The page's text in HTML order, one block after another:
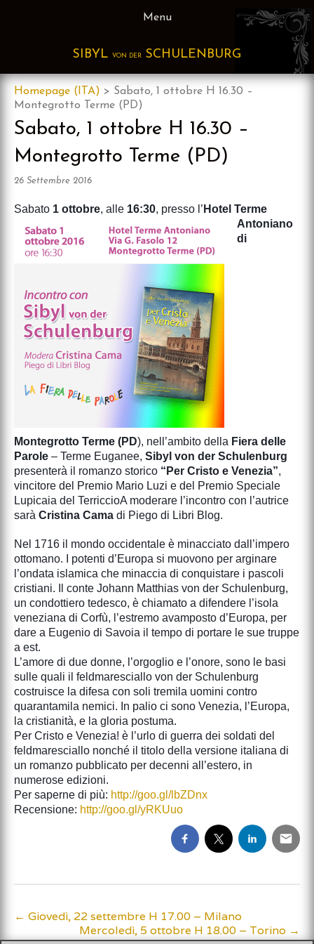
Menu
SIBYL VON DER SCHULENBURG
Homepage (ITA) > Sabato, 1 ottobre H 16.30 –
Montegrotto Terme (PD)
Sabato, 1 ottobre H 16.30 –
Montegrotto Terme (PD)
26 Settembre 2016
Sabato 1 ottobre, alle 16:30, presso l’ Hotel Terme
Antoniano
di
Montegrotto Terme (PD), nell’ambito della Fiera delle
Parole – Terme Euganee, Sibyl von der Schulenburg
presenterà il romanzo storico “Per Cristo e Venezia”,
vincitore del Premio Mario Luzi e del Premio Speciale
Lupicaia del TerriccioA moderare l’incontro con l’autrice
sarà Cristina Cama di Piego di Libri Blog.
Nel 1716 il mondo occidentale è minacciato dall’impero
ottomano. I potenti d’Europa si muovono per arginare
l’ondata islamica che minaccia di conquistare i pascoli
cristiani. Il conte Johann Matthias von der Schulenburg,
un condottiero tedesco, è chiamato a difendere l’isola
veneziana di Corfù, l’estremo avamposto d’Europa, per
dare a Eugenio di Savoia il tempo di portare le sue truppe
a est.
L’amore di due donne, l’orgoglio e l’onore, sono le basi
sulle quali il feldmaresciallo von der Schulenburg
costruisce la difesa con soli tremila uomini contro
quarantamila nemici. In palio ci sono Venezia, l’Europa,
la cristianità, e la gloria postuma.
Per Cristo e Venezia! è l’urlo di guerra dei soldati del
feldmaresciallo nonché il titolo della versione italiana di
un romanzo pubblicato per decenni all’estero, in
numerose edizioni.
Per saperne di più: http://goo.gl/lbZDnx
Recensione: http://goo.gl/yRKUuo
Post
← Giovedì, 22 settembre H 17.00 – Milano
Mercoledì, 5 ottobre H 18.00 – Torino →